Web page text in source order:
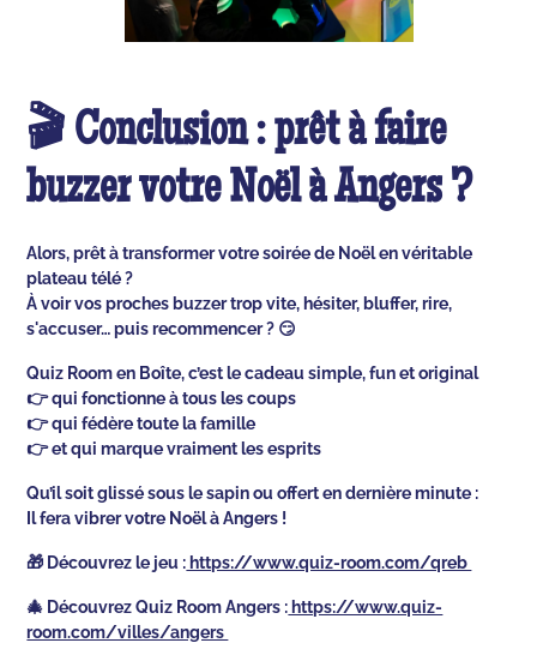
🎬 Conclusion : prêt à faire
buzzer votre Noël à Angers ?
Alors, prêt à transformer votre soirée de Noël en véritable
plateau télé ?
À voir vos proches buzzer trop vite, hésiter, bluffer, rire,
s'accuser… puis recommencer ? 😏
Quiz Room en Boîte, c’est le cadeau simple, fun et original
👉 qui fonctionne à tous les coups
👉 qui fédère toute la famille
👉 et qui marque vraiment les esprits
Qu’il soit glissé sous le sapin ou offert en dernière minute :
Il fera vibrer votre Noël à Angers !
🎁 Découvrez le jeu :https://www.quiz-room.com/qreb
🎄 Découvrez Quiz Room Angers :https://www.quiz-
room.com/villes/angers